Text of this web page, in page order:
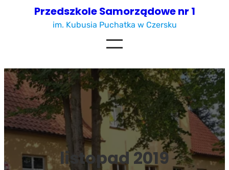
Przedszkole Samorządowe nr 1
im. Kubusia Puchatka w Czersku
listopad 2019